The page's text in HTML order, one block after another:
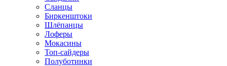
Сланцы
Биркенштоки
Шлёпанцы
Лоферы
Мокасины
Топ-сайдеры
Полуботинки